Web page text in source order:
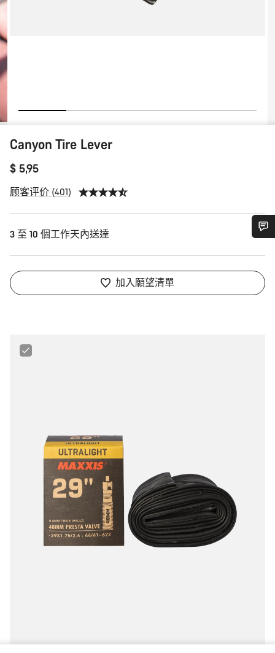
Canyon Tire Lever
$ 5,95
顾客评价 (401)
3 至 10 個工作天內送達
加入願望清單
Maxxis
我們的顧客支援專員正等著回答您的問題。